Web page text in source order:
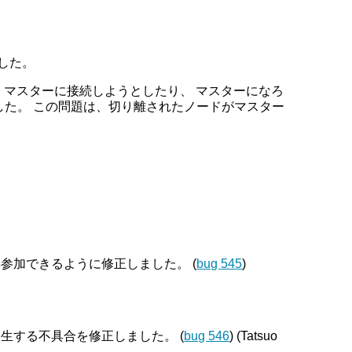
た。
スターに接続しようとしたり、 マスターになろ
。 この問題は、切り離されたノードがマスター
加できるように修正しました。 (bug 545)
する不具合を修正しました。 (bug 546) (Tatsuo